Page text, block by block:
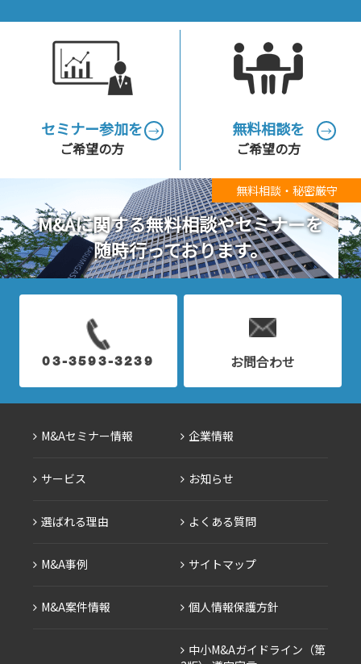
セミナー参加を
ご希望の方
→ 無料相談を
ご希望の方
→
無料相談・秘密厳守
M&Aに関する無料相談やセミナーを
随時行っております。
03-3593-3239 お問合わせ
M&Aセミナー情報
サービス
選ばれる理由
M&A事例
M&A案件情報
企業情報
お知らせ
よくある質問
サイトマップ
個人情報保護方針
中小M&Aガイドライン（第